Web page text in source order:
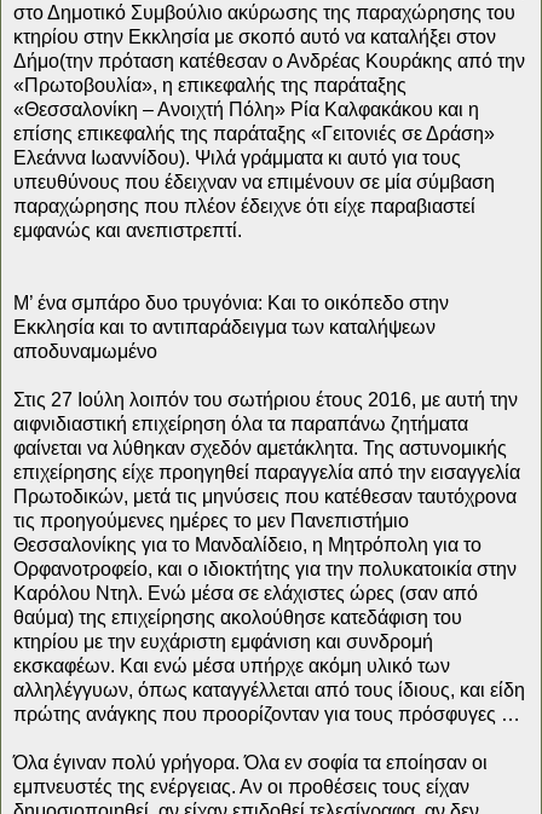
στο Δημοτικό Συμβούλιο ακύρωσης της παραχώρησης του
κτηρίου στην Εκκλησία με σκοπό αυτό να καταλήξει στον
Δήμο(την πρόταση κατέθεσαν ο Ανδρέας Κουράκης από την
«Πρωτοβουλία», η επικεφαλής της παράταξης
«Θεσσαλονίκη – Ανοιχτή Πόλη» Ρία Καλφακάκου και η
επίσης επικεφαλής της παράταξης «Γειτονιές σε Δράση»
Ελεάννα Ιωαννίδου). Ψιλά γράμματα κι αυτό για τους
υπευθύνους που έδειχναν να επιμένουν σε μία σύμβαση
παραχώρησης που πλέον έδειχνε ότι είχε παραβιαστεί
εμφανώς και ανεπιστρεπτί.
Μ’ ένα σμπάρο δυο τρυγόνια: Και το οικόπεδο στην
Εκκλησία και το αντιπαράδειγμα των καταλήψεων
αποδυναμωμένο
Στις 27 Ιούλη λοιπόν του σωτήριου έτους 2016, με αυτή την
αιφνιδιαστική επιχείρηση όλα τα παραπάνω ζητήματα
φαίνεται να λύθηκαν σχεδόν αμετάκλητα. Της αστυνομικής
επιχείρησης είχε προηγηθεί παραγγελία από την εισαγγελία
Πρωτοδικών, μετά τις μηνύσεις που κατέθεσαν ταυτόχρονα
τις προηγούμενες ημέρες το μεν Πανεπιστήμιο
Θεσσαλονίκης για το Μανδαλίδειο, η Μητρόπολη για το
Ορφανοτροφείο, και ο ιδιοκτήτης για την πολυκατοικία στην
Καρόλου Ντηλ. Ενώ μέσα σε ελάχιστες ώρες (σαν από
θαύμα) της επιχείρησης ακολούθησε κατεδάφιση του
κτηρίου με την ευχάριστη εμφάνιση και συνδρομή
εκσκαφέων. Και ενώ μέσα υπήρχε ακόμη υλικό των
αλληλέγγυων, όπως καταγγέλλεται από τους ίδιους, και είδη
πρώτης ανάγκης που προορίζονταν για τους πρόσφυγες …
Όλα έγιναν πολύ γρήγορα. Όλα εν σοφία τα εποίησαν οι
εμπνευστές της ενέργειας. Αν οι προθέσεις τους είχαν